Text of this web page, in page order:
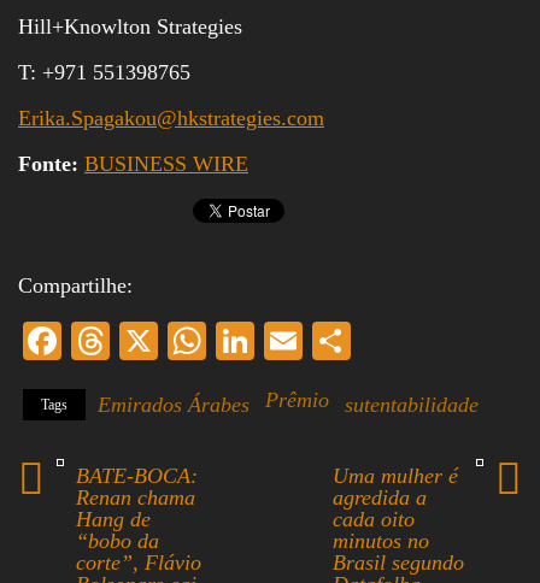
Hill+Knowlton Strategies
T: +971 551398765
Erika.Spagakou@hkstrategies.com
Fonte: BUSINESS WIRE
Compartilhe:
Fa
ce
bo
ok
T
ea
X
W
ts
Li
ed
E
ail re
Tags Emirados Árabes Prêmio sutentabilidade
BATE-BOCA:
Renan chama
Hang de
“bobo da
corte”, Flávio
Uma mulher é
agredida a
cada oito
minutos no
Brasil segundo